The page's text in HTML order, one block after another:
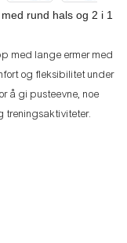
rund hals og 2 i 1
med lange ermer med
og fleksibilitet under
å gi pusteevne, noe
treningsaktiviteter.